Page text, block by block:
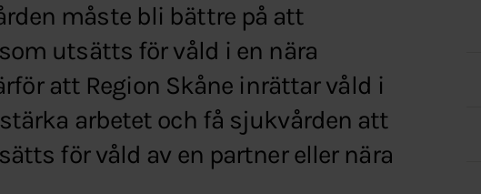
måste bli bättre på att
utsätts för våld i en nära
att Region Skåne inrättar våld i
arbetet och få sjukvården att
för våld av en partner eller nära